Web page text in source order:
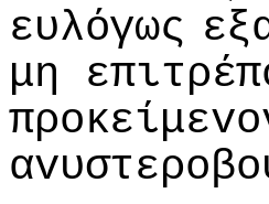
ευλόγως
μη